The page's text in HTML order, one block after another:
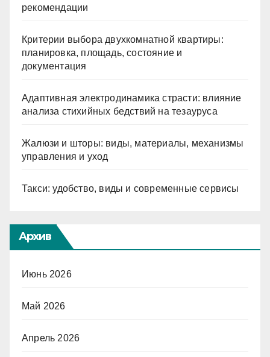
рекомендации
Критерии выбора двухкомнатной квартиры:
планировка, площадь, состояние и
документация
Адаптивная электродинамика страсти: влияние
анализа стихийных бедствий на тезауруса
Жалюзи и шторы: виды, материалы, механизмы
управления и уход
Такси: удобство, виды и современные сервисы
Архив
Июнь 2026
Май 2026
Апрель 2026